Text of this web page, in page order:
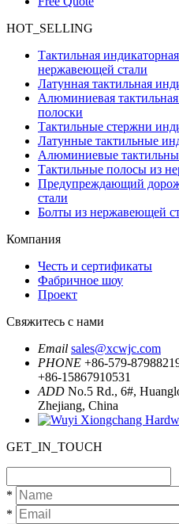
HOT_SELLING
Тактильная
нержавеющей стали
Латунная тактильная
Алюминиевая
полоски
Тактильные стержни
Латунные тактильные
Алюминиевые
Тактильные полосы из
Предупреждающий
стали
Болты из нержавеющей
Компания
Честь и сертификаты
Фабричное шоу
Проект
Свяжитесь с нами
Email sales@xcwjc.com
PHONE +86-579-
+86-15867910531
ADD No.5 Rd., 6#,
Zhejiang, China
GET_IN_TOUCH
*
*